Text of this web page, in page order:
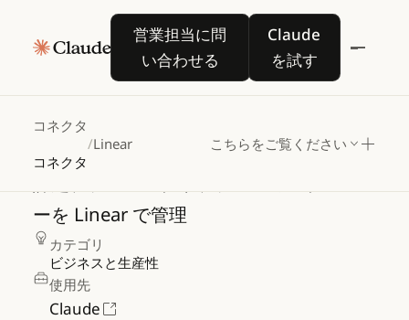
営業担当に問
い合わせる
営業担当に問い合わせる
Claude
を試す
Claude を試す
コネクタ
コネクタ
/Linear こちらをご覧ください
Linear
ーを Linear で管理
カテゴリ
ビジネスと生産性
使用先
Claude